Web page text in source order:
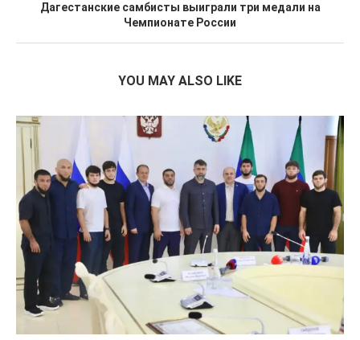
Дагестанские самбисты выиграли три медали на
Чемпионате России
YOU MAY ALSO LIKE